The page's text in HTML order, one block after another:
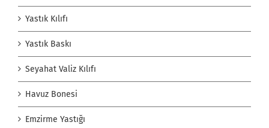
Yastık Kılıfı
Yastık Baskı
Seyahat Valiz Kılıfı
Havuz Bonesi
Emzirme Yastığı